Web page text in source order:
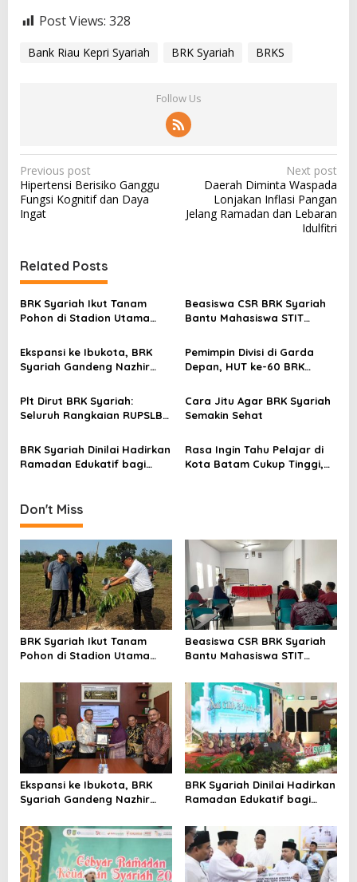
Post Views: 328
Bank Riau Kepri Syariah BRK Syariah BRKS
Follow Us
P
o
s
n
a
v
i
g
a
t
i
n
Previous post
Hipertensi Berisiko Ganggu
Fungsi Kognitif dan Daya
Ingat
Next post
Daerah Diminta Waspada
Lonjakan Inflasi Pangan
Jelang Ramadan dan Lebaran
Idulfitri
Related Posts
BRK Syariah Ikut Tanam
Pohon di Stadion Utama
Lingkungan Hidup
Beasiswa CSR BRK Syariah
Bantu Mahasiswa STIT
Cita-cita Pendidikan
Ekspansi ke Ibukota, BRK
Syariah Gandeng Nazhir
Wakaf Uang
Pemimpin Divisi di Garda
Depan, HUT ke-60 BRK
Khidmat, Penuh Haru dan
Kebanggaan
Plt Dirut BRK Syariah:
Seluruh Rangkaian RUPSLB
Cara Jitu Agar BRK Syariah
Semakin Sehat
BRK Syariah Dinilai Hadirkan
Ramadan Edukatif bagi
Rasa Ingin Tahu Pelajar di
Kota Batam Cukup Tinggi,
Don't Miss
BRK Syariah Ikut Tanam
Pohon di Stadion Utama
Lingkungan Hidup
Beasiswa CSR BRK Syariah
Bantu Mahasiswa STIT
Cita-cita Pendidikan
Ekspansi ke Ibukota, BRK
Syariah Gandeng Nazhir
Wakaf Uang
BRK Syariah Dinilai Hadirkan
Ramadan Edukatif bagi